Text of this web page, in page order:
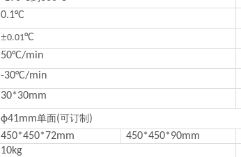
0.1°C
±0.01°C
50°C/min
-30°C/min
30*30mm
ф41mm单面(可订制 )
450*450*72mm 450*450*90mm
10kg